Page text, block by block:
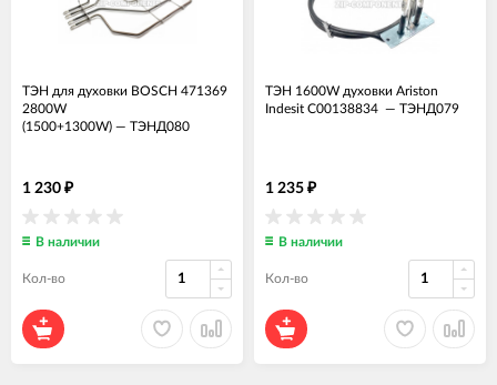
ТЭН для духовки BOSCH 471369
2800W
(1500+1300W) — ТЭНД080
1 230 ₽
В наличии
Кол-во
ТЭН 1600W духовки Ariston
Indesit C00138834 — ТЭНД079
1 235 ₽
В наличии
Кол-во